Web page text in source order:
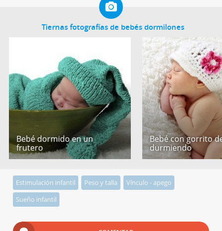
Tiernas fotografías de bebés dormilones
Bebé dormido en un
frutero
Bebé con gorrito
durmiendo
Estimulación infantil Peso y talla
Vínculo - apego
Sueño infantil